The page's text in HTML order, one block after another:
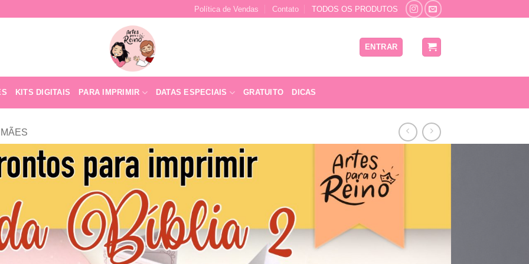
Política de Vendas Contato TODOS OS PRODUTOS
ENTRAR
KITS DIGITAIS PARA IMPRIMIR DATAS ESPECIAIS GRATUITO DICAS